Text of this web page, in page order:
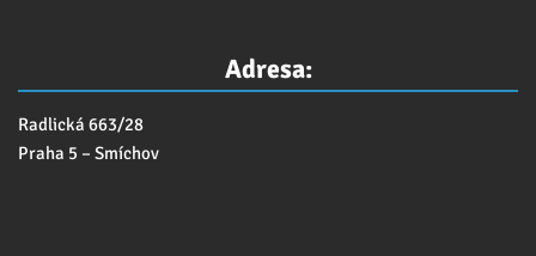
Adresa:
Radlická 663/28
Praha 5 – Smíchov